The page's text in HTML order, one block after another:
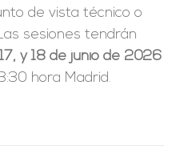
de vista técnico o
sesiones tendrán
y 18 de junio de 2026
hora Madrid.